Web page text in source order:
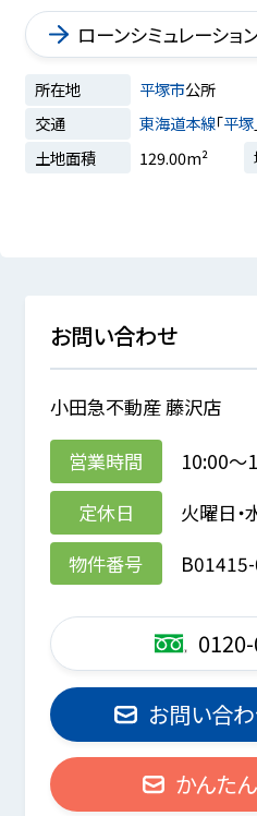
ローンシミュレーショ
所在地 平塚市公所
交通
東海道本線「平塚
土地面積
129.00m²
お問い合わせ
小田急不動産 藤沢店
営業時間
10:00～
定休日
火曜日・
物件番号
お問い合
かんた